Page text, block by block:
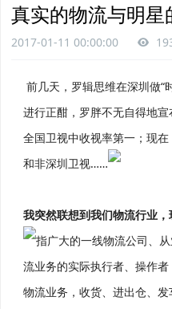
真实的物流与明星
2017-01-11 00:00:00
前几天，罗辑思维在深圳做“
进行正酣，罗胖不无自得地
全国卫视中收视率第一；现
和非深圳卫视……
我突然联想到我们物流行业
指广大的一线物流公司、
流业务的实际执行者、操作
物流业务，收货、进出仓、